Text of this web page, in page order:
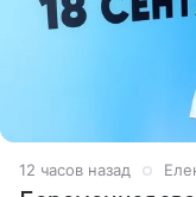
12 часов назад